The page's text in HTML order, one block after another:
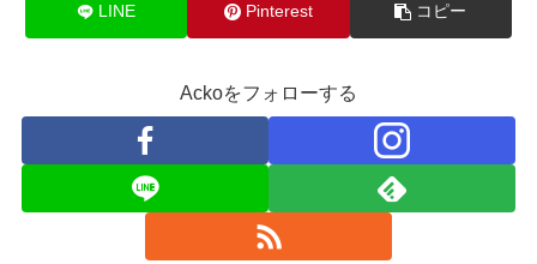
LINE Pinterest コピー
Ackoをフォローする